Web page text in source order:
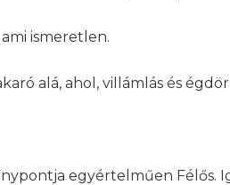
ismeretlen.
alá, ahol, villámlás és
egyértelműen